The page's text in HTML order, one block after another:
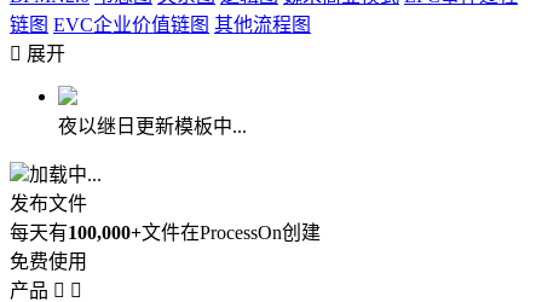
链图 EVC企业价值链图 其他流程图
 展开
夜以继日更新模板中...
加载中...
发布文件
每天有100,000+文件在ProcessOn创建
免费使用
产品  